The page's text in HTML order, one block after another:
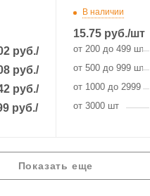
руб./шт
руб./шт
руб./шт
руб./шт
В наличии
15.75руб./шт
от 200 до 499 шт
от 500 до 999 шт
от 1000 до 2999 шт
от 3000 шт
Показать еще